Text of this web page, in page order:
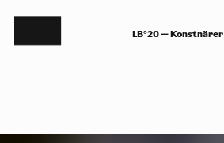
LB°20 — Konstnärer